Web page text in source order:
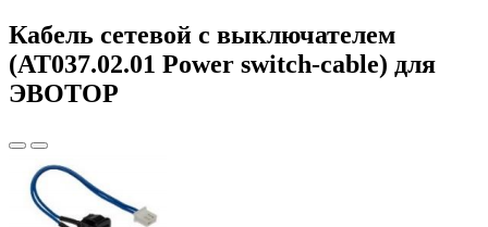
Кабель сетевой с выключателем
(AT037.02.01 Power switch-cable) для
ЭВОТОР